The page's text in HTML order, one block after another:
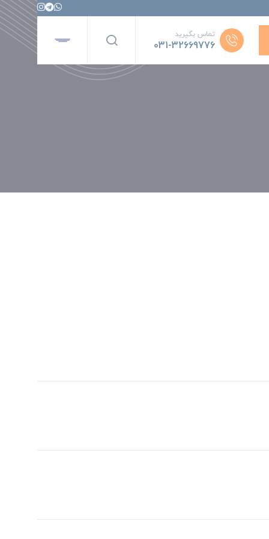
تماس بگیرید
031-32669776